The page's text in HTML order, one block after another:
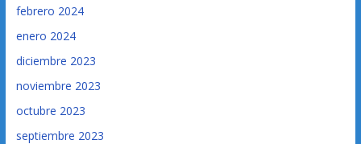
febrero 2024
enero 2024
diciembre 2023
noviembre 2023
octubre 2023
septiembre 2023